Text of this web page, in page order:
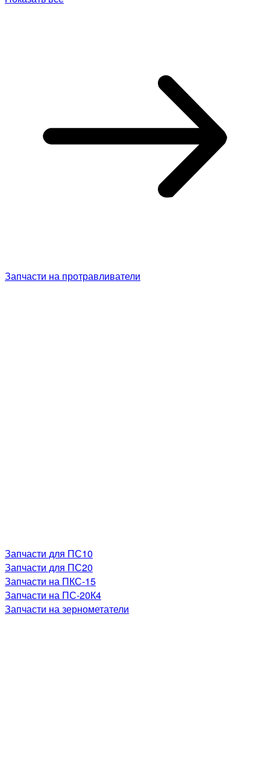
Запчасти на протравливатели
Запчасти для ПС10
Запчасти для ПС20
Запчасти на ПКС-15
Запчасти на ПС-20К4
Запчасти на зернометатели